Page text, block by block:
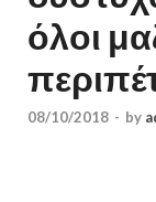
όλοι
08/10/2018 - by